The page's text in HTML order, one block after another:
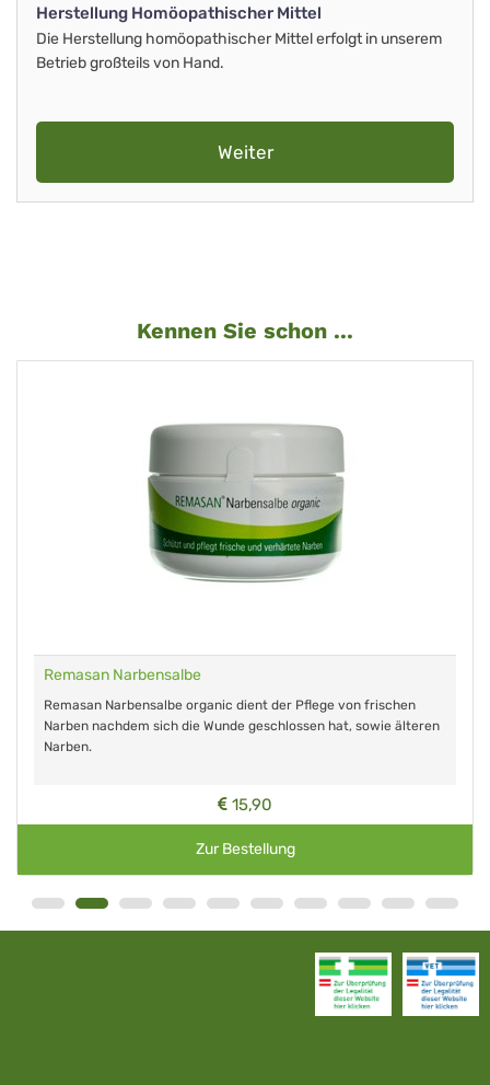
Herstellung Homöopathischer Mittel
Die Herstellung homöopathischer Mittel erfolgt in unserem
Betrieb großteils von Hand.
Weiter
Kennen Sie schon ...
Remasan Narbensalbe
Remasan Narbensalbe organic dient der Pflege von frischen
Narben nachdem sich die Wunde geschlossen hat, sowie älteren
Narben.
15,90
Zur Bestellung